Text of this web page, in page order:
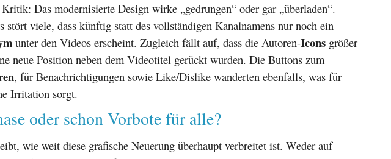
Das modernisierte Design wirke „gedrungen“ oder gar „überladen“.
stört viele, dass künftig statt des vollständigen Kanalnamens nur noch ein
unter den Videos erscheint. Zugleich fällt auf, dass die Autoren-Icons größer
neue Position neben dem Videotitel gerückt wurden. Die Buttons zum
, für Benachrichtigungen sowie Like/Dislike wanderten ebenfalls, was für
Irritation sorgt.
oder schon Vorbote für alle?
wie weit diese grafische Neuerung überhaupt verbreitet ist. Weder auf